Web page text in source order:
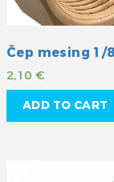
Čep mesing 1/
2,10 €
ADD TO CART